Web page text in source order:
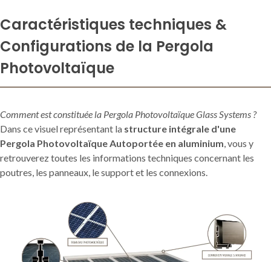
Caractéristiques techniques &
Configurations de la Pergola
Photovoltaïque
Comment est constituée la Pergola Photovoltaïque Glass Systems ?
Dans ce visuel représentant la structure intégrale d'une
Pergola Photovoltaïque Autoportée en aluminium , vous y
retrouverez toutes les informations techniques concernant les
poutres, les panneaux, le support et les connexions.